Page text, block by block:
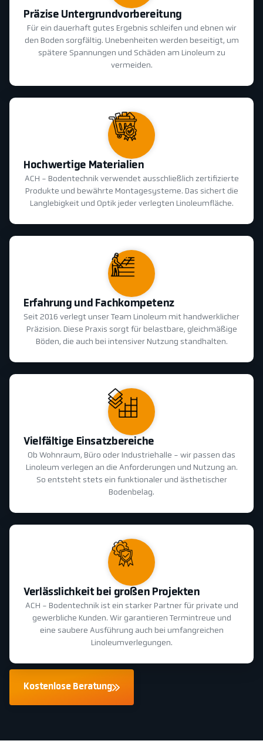
Präzise Untergrundvorbereitung
Für ein dauerhaft gutes Ergebnis schleifen und ebnen wir
den Boden sorgfältig. Unebenheiten werden beseitigt, um
spätere Spannungen und Schäden am Linoleum zu
vermeiden.
Hochwertige Materialien
ACH - Bodentechnik verwendet ausschließlich zertifizierte
Produkte und bewährte Montagesysteme. Das sichert die
Langlebigkeit und Optik jeder verlegten Linoleumfläche.
Erfahrung und Fachkompetenz
Seit 2016 verlegt unser Team Linoleum mit handwerklicher
Präzision. Diese Praxis sorgt für belastbare, gleichmäßige
Böden, die auch bei intensiver Nutzung standhalten.
Vielfältige Einsatzbereiche
Ob Wohnraum, Büro oder Industriehalle - wir passen das
Linoleum verlegen an die Anforderungen und Nutzung an.
So entsteht stets ein funktionaler und ästhetischer
Bodenbelag.
Verlässlichkeit bei großen Projekten
ACH - Bodentechnik ist ein starker Partner für private und
gewerbliche Kunden. Wir garantieren Termintreue und
eine saubere Ausführung auch bei umfangreichen
Linoleumverlegungen.
Kostenlose Beratung